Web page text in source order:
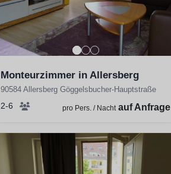
Monteurzimmer in Allersberg
90584 Allersberg Göggelsbucher-Hauptstraße
2-6 pro Pers. / Nacht auf Anfrage